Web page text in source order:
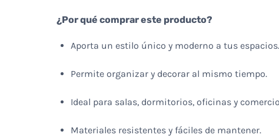
¿Por qué comprar este producto?
Aporta un estilo único y moderno a tus espacios.
Permite organizar y decorar al mismo tiempo.
Ideal para salas, dormitorios, oficinas y
Materiales resistentes y fáciles de mantener.